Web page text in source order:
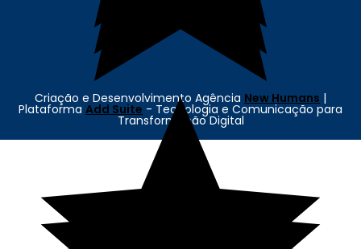
Criação e Desenvolvimento Agência New Humans |
Plataforma Add Suite - Tecnologia e Comunicação para
Transformação Digital